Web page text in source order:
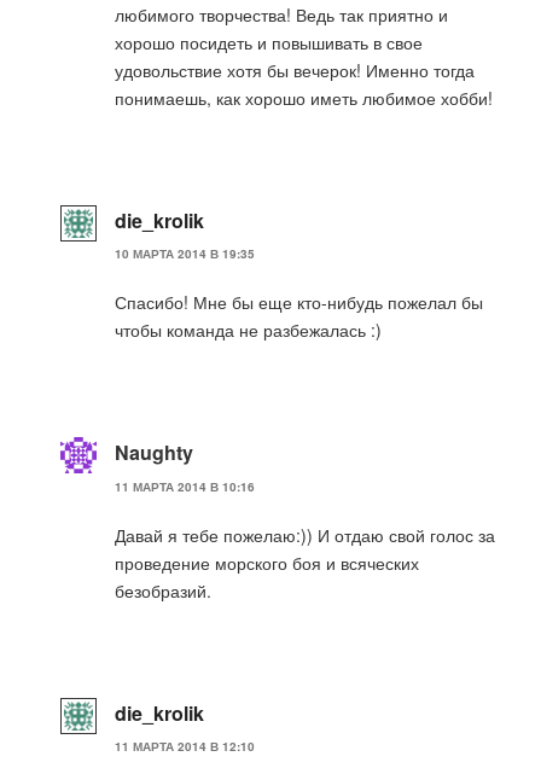
любимого творчества! Ведь так приятно и
хорошо посидеть и повышивать в свое
удовольствие хотя бы вечерок! Именно тогда
понимаешь, как хорошо иметь любимое хобби!
die_krolik
10 МАРТА 2014 В 19:35
Спасибо! Мне бы еще кто-нибудь пожелал бы
чтобы команда не разбежалась :)
Naughty
11 МАРТА 2014 В 10:16
Давай я тебе пожелаю:)) И отдаю свой голос за
проведение морского боя и всяческих
безобразий.
die_krolik
11 МАРТА 2014 В 12:10